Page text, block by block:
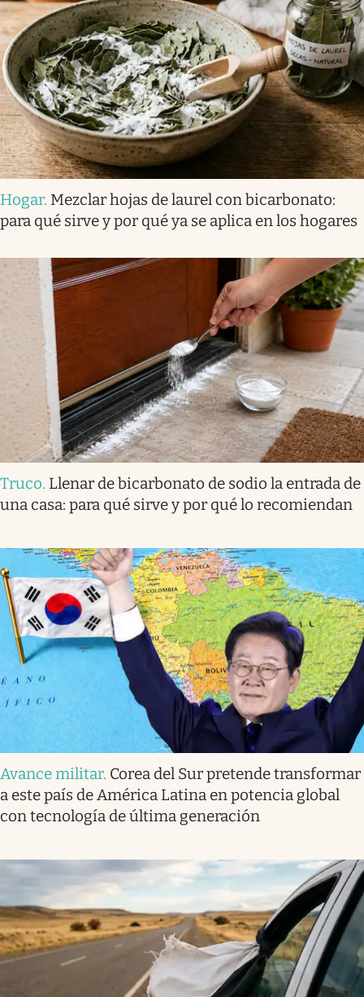
Hogar. Mezclar hojas de laurel con bicarbonato:
para qué sirve y por qué ya se aplica en los hogares
Truco. Llenar de bicarbonato de sodio la entrada de
una casa: para qué sirve y por qué lo recomiendan
Avance militar. Corea del Sur pretende transformar
a este país de América Latina en potencia global
con tecnología de última generación